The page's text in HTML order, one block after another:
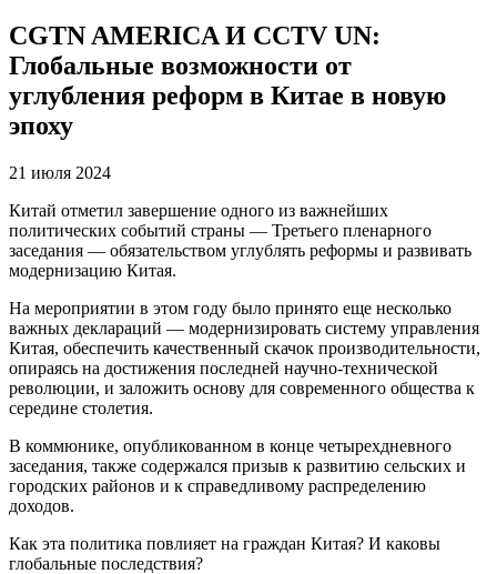
CGTN AMERICA И CCTV UN:
Глобальные возможности от
углубления реформ в Китае в новую
эпоху
21 июля 2024
Китай отметил завершение одного из важнейших
политических событий страны — Третьего пленарного
заседания — обязательством углублять реформы и развивать
модернизацию Китая.
На мероприятии в этом году было принято еще несколько
важных деклараций — модернизировать систему управления
Китая, обеспечить качественный скачок производительности,
опираясь на достижения последней научно-технической
революции, и заложить основу для современного общества к
середине столетия.
В коммюнике, опубликованном в конце четырехдневного
заседания, также содержался призыв к развитию сельских и
городских районов и к справедливому распределению
доходов.
Как эта политика повлияет на граждан Китая? И каковы
глобальные последствия?